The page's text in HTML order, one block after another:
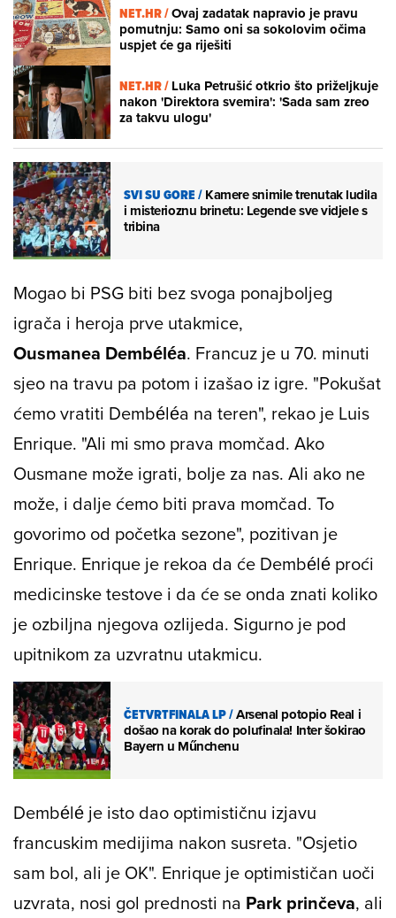
NET.HR /Ovaj zadatak napravio je pravu
pomutnju: Samo oni sa sokolovim očima
uspjet će ga riješiti
NET.HR /Luka Petrušić otkrio što priželjkuje
nakon 'Direktora svemira': 'Sada sam zreo
za takvu ulogu'
SVI SU GORE/Kamere snimile trenutak ludila
i misterioznu brinetu: Legende sve vidjele s
tribina
Mogao bi PSG biti bez svoga ponajboljeg
igrača i heroja prve utakmice,
Ousmanea Dembéléa. Francuz je u 70. minuti
sjeo na travu pa potom i izašao iz igre. "Pokušat
ćemo vratiti Dembéléa na teren", rekao je Luis
Enrique. "Ali mi smo prava momčad. Ako
Ousmane može igrati, bolje za nas. Ali ako ne
može, i dalje ćemo biti prava momčad. To
govorimo od početka sezone", pozitivan je
Enrique. Enrique je rekoa da će Dembélé proći
medicinske testove i da će se onda znati koliko
je ozbiljna njegova ozlijeda. Sigurno je pod
upitnikom za uzvratnu utakmicu.
ČETVRTFINALA LP/Arsenal potopio Real i
došao na korak do polufinala! Inter šokirao
Bayern u Műnchenu
Dembélé je isto dao optimističnu izjavu
francuskim medijima nakon susreta. "Osjetio
sam bol, ali je OK". Enrique je optimističan uoči
uzvrata, nosi gol prednosti na Park prinčeva, ali